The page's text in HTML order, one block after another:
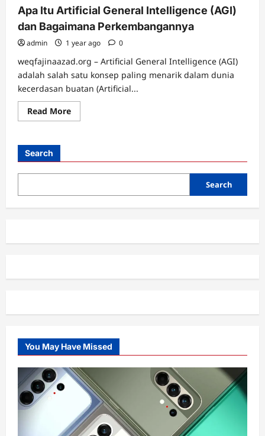
Apa Itu Artificial General Intelligence (AGI)
dan Bagaimana Perkembangannya
admin 1 year ago 0
weqfajinaazad.org – Artificial General Intelligence (AGI)
adalah salah satu konsep paling menarik dalam dunia
kecerdasan buatan (Artificial...
Read MoreRead
more
General
(AGI)
Bagaimana
Search
Search
You May Have Missed